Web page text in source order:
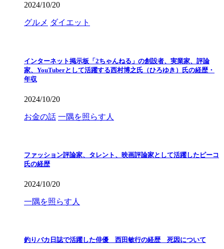
2024/10/20
グルメ ダイエット
インターネット掲示板「2ちゃんねる」の創設者、実業家、評論
家、YouTuberとして活躍する西村博之氏（ひろゆき）氏の経歴・
年収
2024/10/20
お金の話 一隅を照らす人
ファッション評論家、タレント、映画評論家として活躍したピーコ
氏の経歴
2024/10/20
一隅を照らす人
釣りバカ日誌で活躍した俳優 西田敏行の経歴 死因について